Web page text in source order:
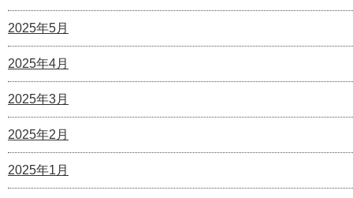
2025年5月
2025年4月
2025年3月
2025年2月
2025年1月